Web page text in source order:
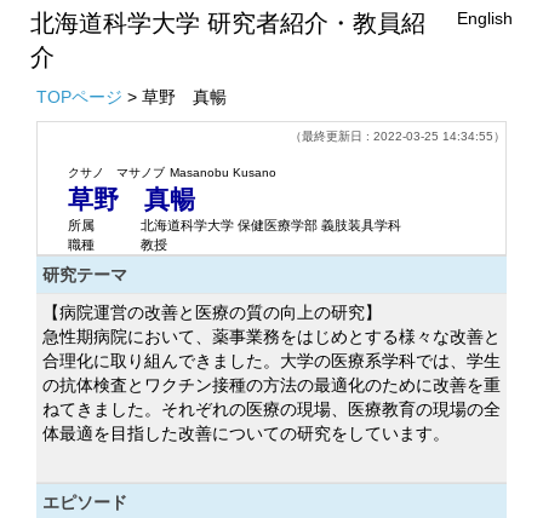
北海道科学大学 研究者紹介・教員紹
介
English
TOPページ > 草野 真暢
（最終更新日 : 2022-03-25 14:34:55）
クサノ マサノブ Masanobu Kusano
草野 真暢
所属
北海道科学大学 保健医療学部 義肢装具学科
職種
教授
研究テーマ
【病院運営の改善と医療の質の向上の研究】
急性期病院において、薬事業務をはじめとする様々な改善と
合理化に取り組んできました。大学の医療系学科では、学生
の抗体検査とワクチン接種の方法の最適化のために改善を重
ねてきました。それぞれの医療の現場、医療教育の現場の全
体最適を目指した改善についての研究をしています。
エピソード